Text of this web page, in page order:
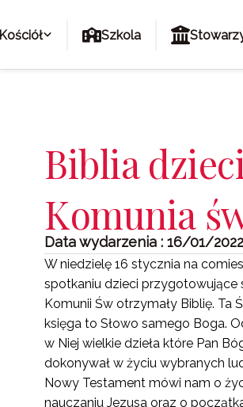
Szkola
Biblia
Komunia
Data wydarzenia : 16/01/2022
W niedzielę 16 stycznia na
spotkaniu dzieci przygotowujące
Komunii Św otrzymały Biblię. Ta
księga to Słowo samego Boga.
w Niej wielkie dzieła które Pan
dokonywał w życiu wybranych
Nowy Testament mówi nam o
nauczaniu Jezusa oraz o